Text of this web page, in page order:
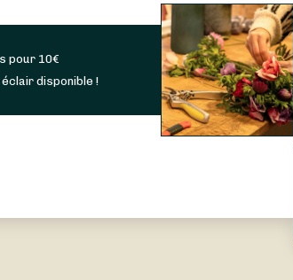
pour 10€
disponible !